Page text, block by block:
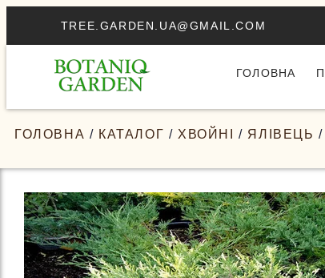
TREE.GARDEN.UA@GMAIL.COM
ГОЛОВНА
ГОЛОВНА / КАТАЛОГ / ХВОЙНІ / ЯЛІВЕЦЬ